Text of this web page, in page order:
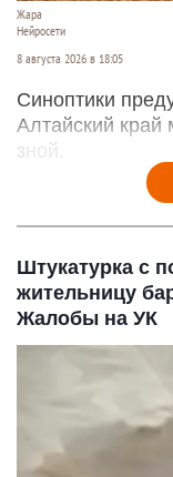
Жара
Нейросети
8 августа 2026 в 18:05
Синоптики
Алтайский край
зной.
Штукатурка с
жительницу
Жалобы на УК